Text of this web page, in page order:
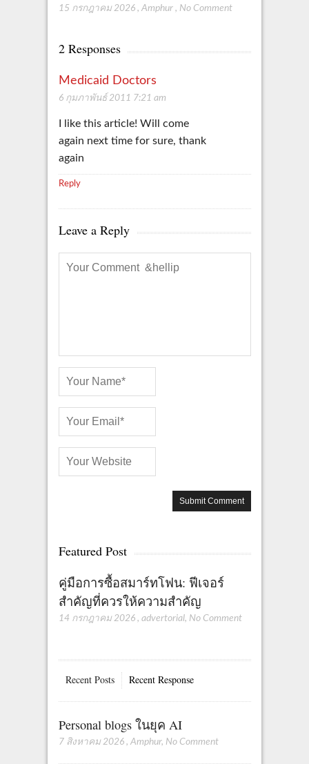
15 กรกฎาคม 2026 , Amphur , No Comment
2 Responses
Medicaid Doctors
6 กุมภาพันธ์ 2011 7:21 am
I like this article! Will come
again next time for sure, thank
again
Reply
Leave a Reply
Featured Post
คู่มือการซื้อสมาร์ทโฟน: ฟีเจอร์
สำคัญที่ควรให้ความสำคัญ
14 กรกฎาคม 2026 , advertorial, No Comment
Recent Posts Recent Response
Personal blogs ในยุค AI
7 สิงหาคม 2026 , Amphur, No Comment